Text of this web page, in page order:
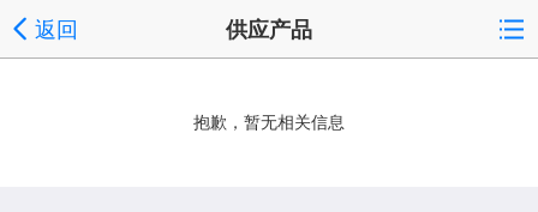
返回 供应产品
抱歉，暂无相关信息